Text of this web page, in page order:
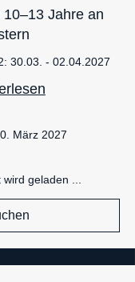
Jahre an
30.03. - 02.04.2027
März 2027
wird geladen ...